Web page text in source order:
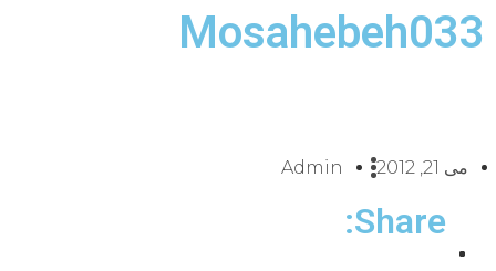
Mosahebeh033
می 21, 2012 Admin
Share: